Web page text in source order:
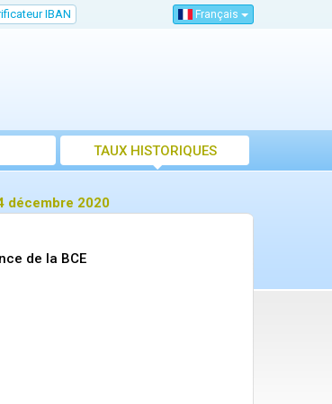
IBAN Français
TAUX HISTORIQUES
décembre 2020
de la BCE